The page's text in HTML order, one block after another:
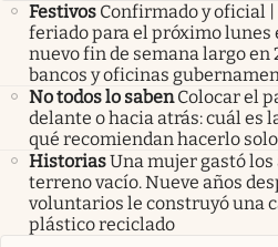
Festivos Confirmado y oficial
feriado para el próximo lunes
nuevo fin de semana largo en
bancos y oficinas
No todos lo saben Colocar el
delante o hacia atrás: cuál es
qué recomiendan hacerlo
HistoriasUna mujer gastó
terreno vacío. Nueve años
voluntarios le construyó una
plástico reciclado